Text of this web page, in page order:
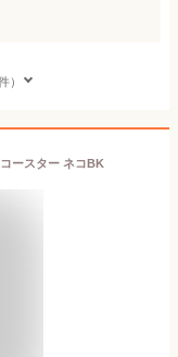
）
ースター ネコBK